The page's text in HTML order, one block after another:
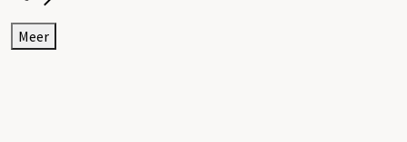
Meer